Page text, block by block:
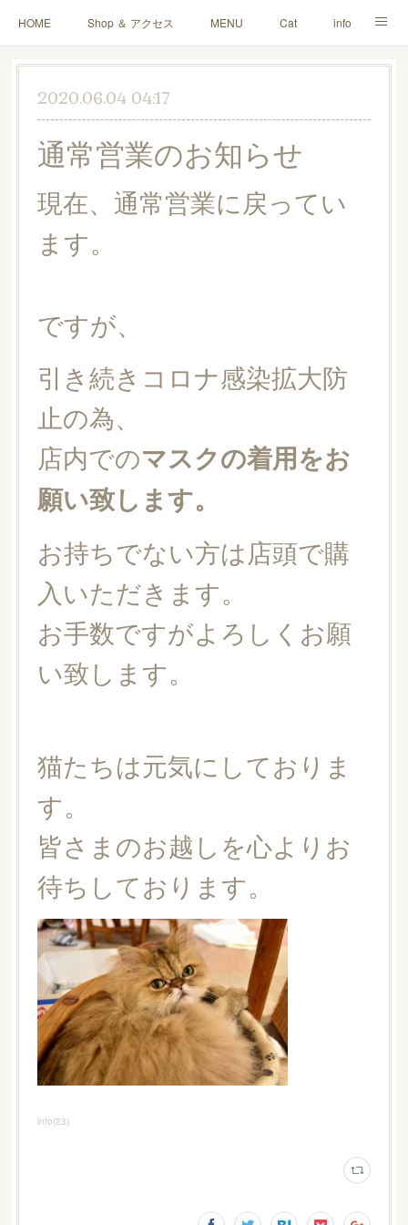
HOME Shop ＆ アクセス MENU Cat info
Blog Q＆A ご寄付・雑貨販売 お問い合わせ
2020.06.04 04:17
通常営業のお知らせ
現在、通常営業に戻ってい
ます。
ですが、
引き続きコロナ感染拡大防
止の為、
店内でのマスクの着用をお
願い致します。
お持ちでない方は店頭で購
入いただきます。
お手数ですがよろしくお願
い致します。
猫たちは元気にしておりま
す。
皆さまのお越しを心よりお
待ちしております。
info(23)